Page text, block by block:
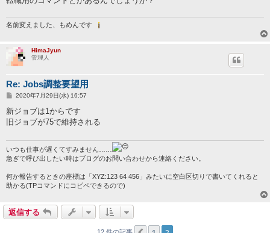
名前変えました、もめんです
HimaJyun
管理人
Re: Jobs調整要望用
投
記
事
2020年7月29日(水) 16:57
新ジョブは1からです
旧ジョブが75で維持される
いつも仕事が遅くてすみません……
急ぎで呼び出したい時はブログのお問い合わせから連絡ください。
何か報告するときの座標は「XYZ:123 64 456」みたいに空白区切りで書いてくれると
助かる(TPコマンドにコピペできるので)
返信する